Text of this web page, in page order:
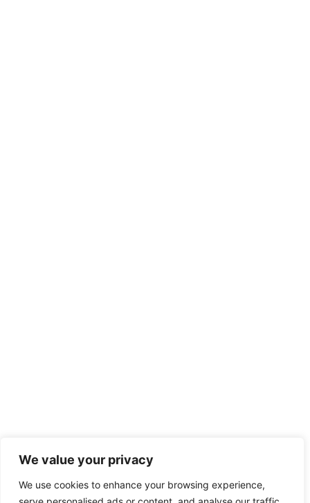
We value your privacy
We use cookies to enhance your browsing experience,